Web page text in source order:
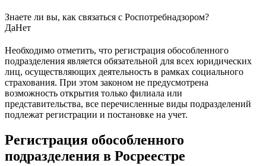
Знаете ли вы, как связаться с Роспотребнадзором?
ДаНет
Необходимо отметить, что регистрация обособленного
подразделения является обязательной для всех юридических
лиц, осуществляющих деятельность в рамках социального
страхования. При этом законом не предусмотрена
возможность открытия только филиала или
представительства, все перечисленные виды подразделений
подлежат регистрации и постановке на учет.
Регистрация обособленного
подразделения в Росреестре